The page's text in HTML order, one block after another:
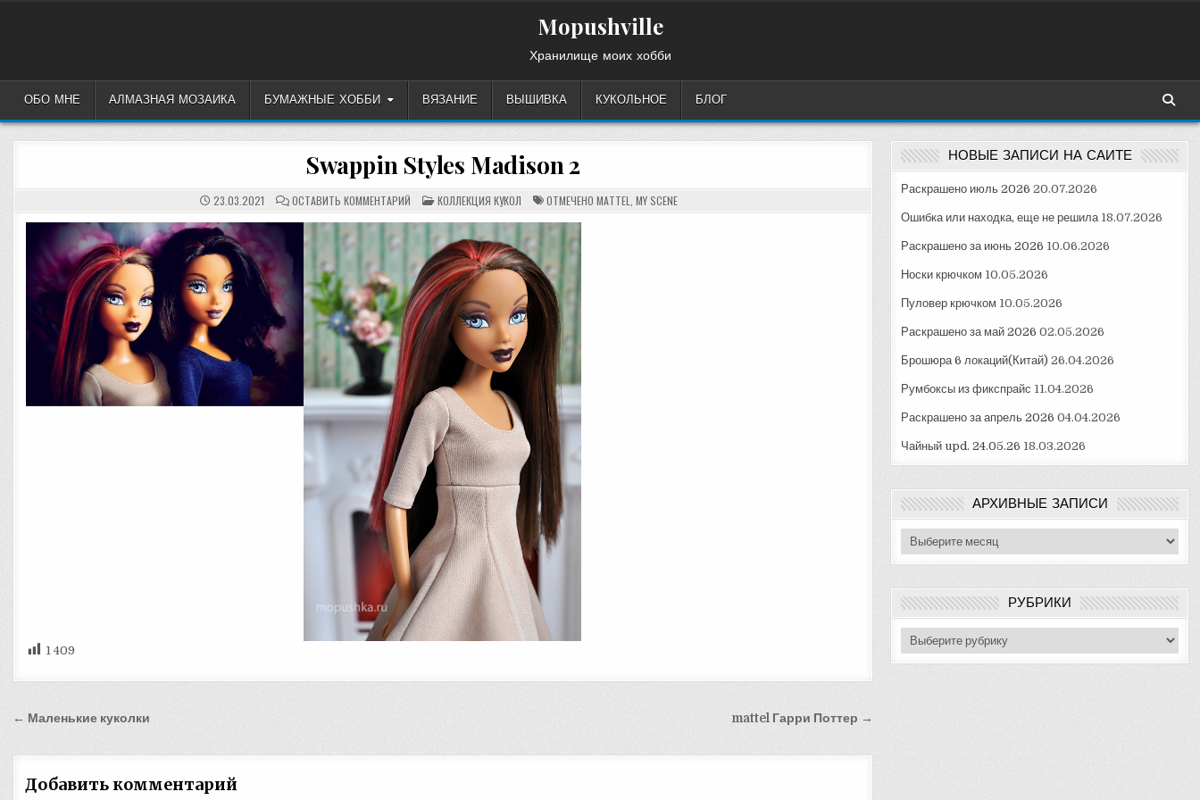
Mopushville
Хранилище моих хобби
ОБО МНЕ АЛМАЗНАЯ МОЗАИКА БУМАЖНЫЕ ХОББИ ВЯЗАНИЕ ВЫШИВКА КУКОЛЬНОЕ БЛОГ
Swappin Styles Madison 2
23.03.2021 ОСТАВИТЬ КОММЕНТАРИЙНА
SWAPPIN
STYLES
MADISON
ОПУБЛИКОВАНО
В
КОЛЛЕКЦИЯ КУКОЛ ОТМЕЧЕНО MATTEL MY SCENE
1 409
Навигация
записям
mattel Гарри Поттер →
← Маленькие куколки
Добавить комментарий
НОВЫЕ ЗАПИСИ НА САЙТЕ
Раскрашено июль 2026 20.07.2026
Ошибка или находка, еще не решила 18.07.2026
Раскрашено за июнь 2026 10.06.2026
Носки крючком 10.05.2026
Пуловер крючком 10.05.2026
Раскрашено за май 2026 02.05.2026
Брошюра 6 локаций(Китай) 26.04.2026
Румбоксы из фикспрайс 11.04.2026
Раскрашено за апрель 2026 04.04.2026
Чайный upd. 24.05.26 18.03.2026
АРХИВНЫЕ ЗАПИСИ
Архивные
записи
РУБРИКИ
Рубрики